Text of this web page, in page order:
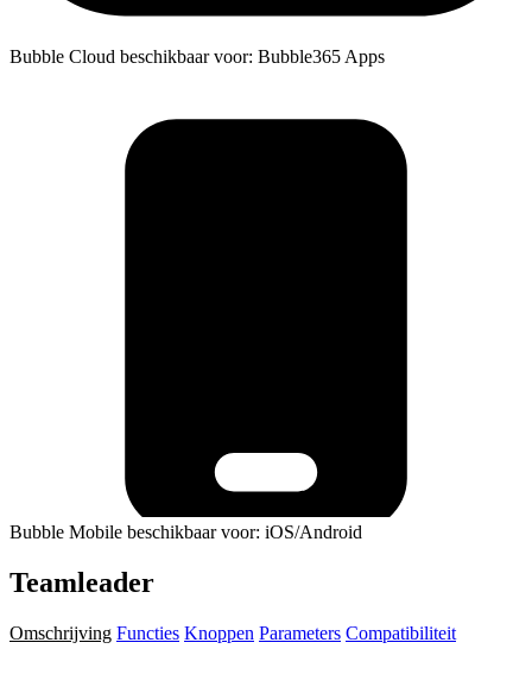
Bubble Cloud beschikbaar voor: Bubble365 Apps
Bubble Mobile beschikbaar voor: iOS/Android
Teamleader
Omschrijving Functies Knoppen Parameters Compatibiliteit